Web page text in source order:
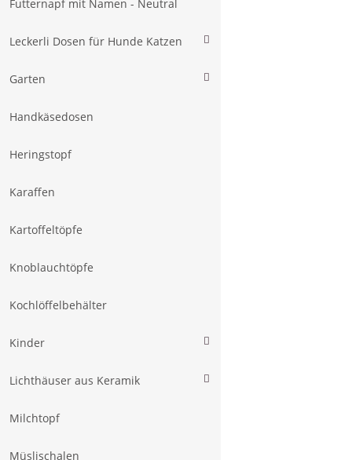
Futternapf mit Namen - Neutral
Leckerli Dosen für Hunde Katzen
Garten
Handkäsedosen
Heringstopf
Karaffen
Kartoffeltöpfe
Knoblauchtöpfe
Kochlöffelbehälter
Kinder
Lichthäuser aus Keramik
Milchtopf
Müslischalen